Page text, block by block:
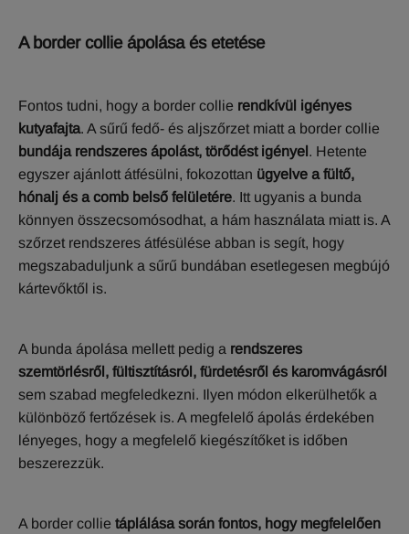
A border collie ápolása és etetése
Fontos tudni, hogy a border collie rendkívül igényes
kutyafajta. A sűrű fedő- és aljszőrzet miatt a border collie
bundája rendszeres ápolást, törődést igényel . Hetente
egyszer ajánlott átfésülni, fokozottan ügyelve a fültő,
hónalj és a comb belső felületére. Itt ugyanis a bunda
könnyen összecsomósodhat, a hám használata miatt is. A
szőrzet rendszeres átfésülése abban is segít, hogy
megszabaduljunk a sűrű bundában esetlegesen megbújó
kártevőktől is.
A bunda ápolása mellett pedig a rendszeres
szemtörlésről, fültisztításról, fürdetésről és karomvágásról
sem szabad megfeledkezni. Ilyen módon elkerülhetők a
különböző fertőzések is. A megfelelő ápolás érdekében
lényeges, hogy a megfelelő kiegészítőket is időben
beszerezzük.
A border collie táplálása során fontos, hogy megfelelően